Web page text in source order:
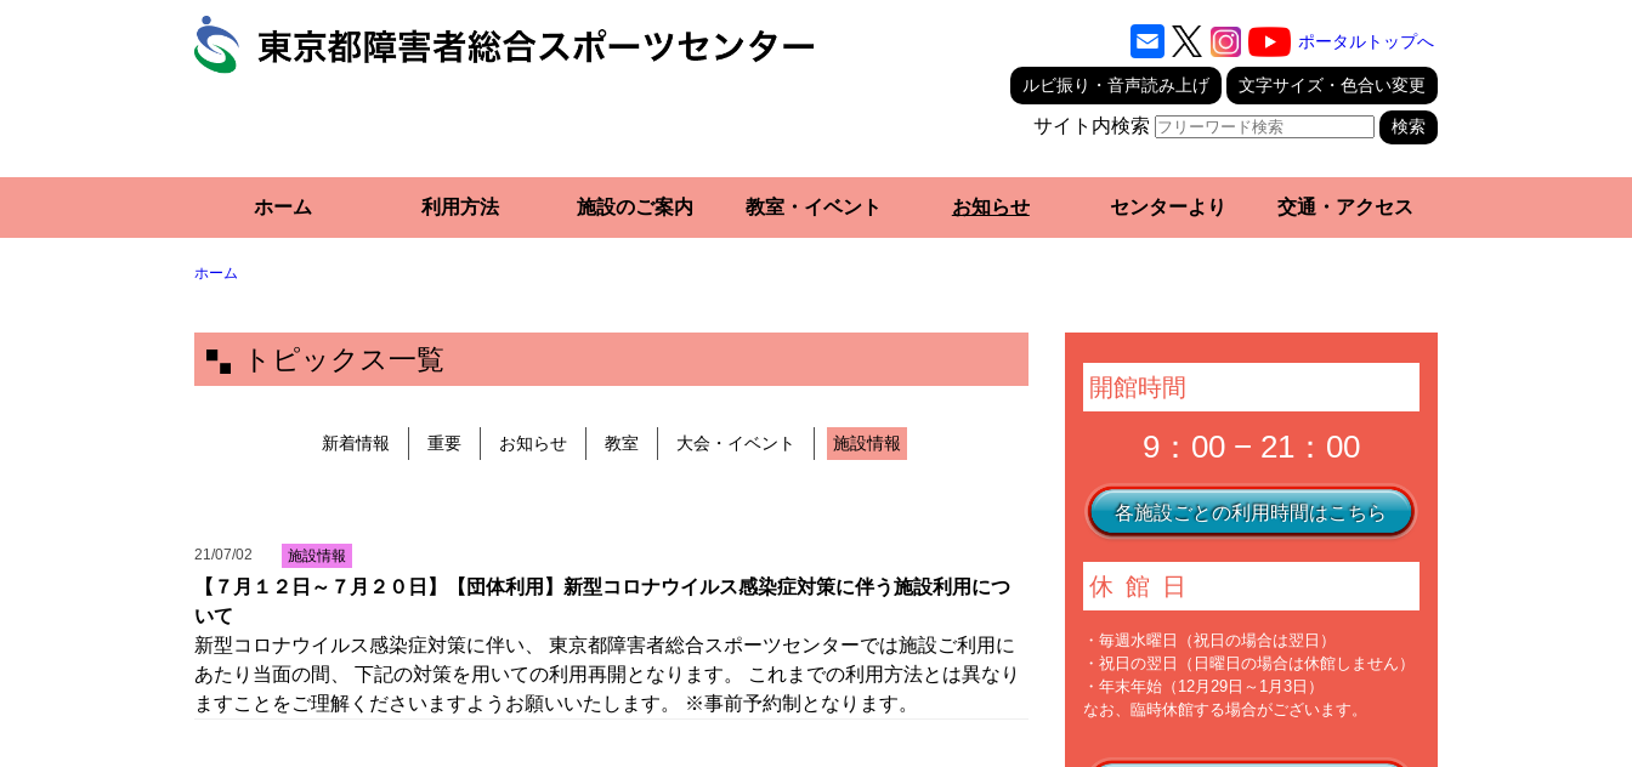
ポータルトップへ
ルビ振り・音声読み上げ 文字サイズ・色合い変更
サイト内検索
ホーム 利用方法 施設のご案内 教室・イベント お知らせ センターより 交通・アクセス
ホーム
トピックス一覧
新着情報 重要 お知らせ 教室 大会・イベント 施設情報
21/07/02 施設情報
【７月１２日～７月２０日】【団体利用】新型コロナウイルス感染症対策に伴う施設利用につ
いて
新型コロナウイルス感染症対策に伴い、 東京都障害者総合スポーツセンターでは施設ご利用に
あたり当面の間、 下記の対策を用いての利用再開となります。 これまでの利用方法とは異なり
ますことをご理解くださいますようお願いいたします。 ※事前予約制となります。
開館時間
9：00 − 21：00
各施設ごとの利用時間はこちら
休館日
・毎週水曜日（祝日の場合は翌日）
・祝日の翌日（日曜日の場合は休館しません）
・年末年始（12月29日～1月3日）
なお、臨時休館する場合がございます。